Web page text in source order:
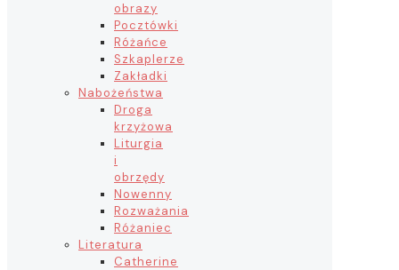
obrazy
Pocztówki
Różańce
Szkaplerze
Zakładki
Nabożeństwa
Droga
krzyżowa
Liturgia
i
obrzędy
Nowenny
Rozważania
Różaniec
Literatura
Catherine